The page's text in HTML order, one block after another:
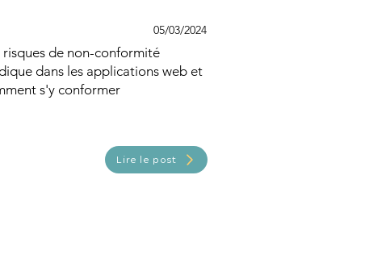
05/03/2024
risques de non-conformité
dans les applications web et
s'y conformer
Lire le post